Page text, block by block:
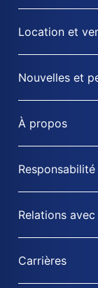
Location et
Nouvelles et
À propos
Responsabilité
Relations
Carrières